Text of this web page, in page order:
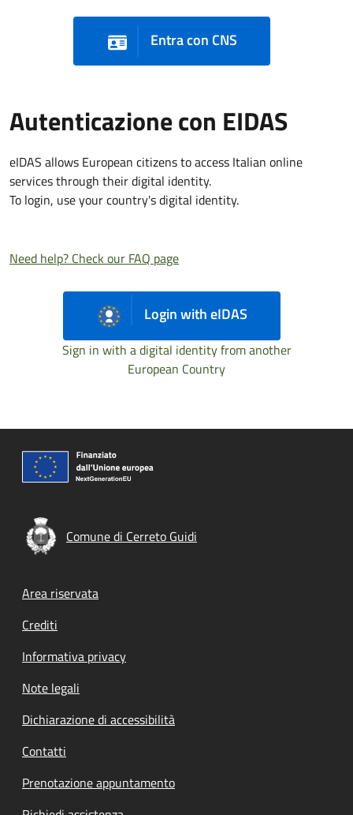
Entra con CNS
Autenticazione con EIDAS
eIDAS allows European citizens to access Italian online
services through their digital identity.
To login, use your country's digital identity.
Need help? Check our FAQ page
Login with eIDAS
Sign in with a digital identity from another
European Country
Comune di Cerreto Guidi
Footer menu
Area riservata
Crediti
Informativa privacy
Note legali
Dichiarazione di accessibilità
Contatti
Prenotazione appuntamento